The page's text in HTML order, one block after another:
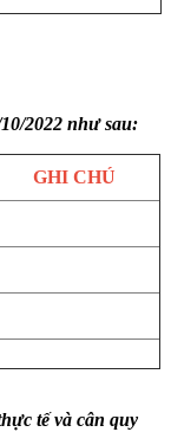
2022 như sau:
GHI CHÚ
tế và cân quy